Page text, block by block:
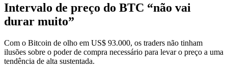
Intervalo de preço do BTC “não vai
durar muito”
Com o Bitcoin de olho em US$ 93.000, os traders não tinham
ilusões sobre o poder de compra necessário para levar o preço a uma
tendência de alta sustentada.